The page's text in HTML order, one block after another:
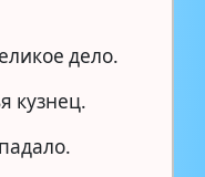
дело.
кузнец.